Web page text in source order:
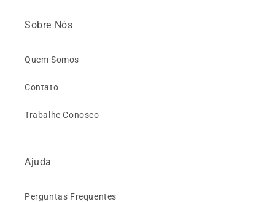
Sobre Nós
Quem Somos
Contato
Trabalhe Conosco
Ajuda
Perguntas Frequentes